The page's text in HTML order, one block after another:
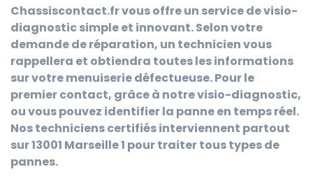
Chassiscontact.frvous offre un service de visio-
diagnostic simple et innovant. Selon votre
demande de réparation, un technicien vous
rappellera et obtiendra toutes les informations
sur votre menuiserie défectueuse. Pour le
premier contact, grâce à notre visio-diagnostic,
ou vous pouvez identifier la panne en temps réel.
Nos techniciens certifiés interviennent partout
sur 13001 Marseille 1 pour traiter tous types de
pannes.